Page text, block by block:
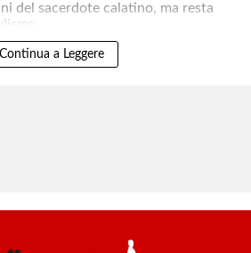
del sacerdote calatino, ma resta
Continua a Leggere